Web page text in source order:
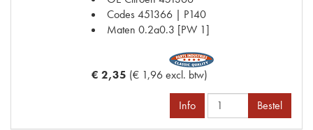
Codes451366 | P140
Maten 0.2a0.3 [PW 1]
€ 2,35 (€ 1,96 excl. btw)
Info Bestel